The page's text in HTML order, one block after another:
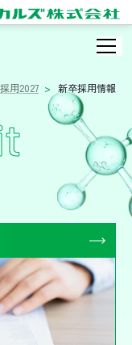
用2027 新卒採用情報